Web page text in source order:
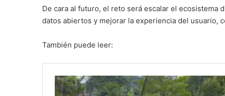
De cara al futuro, el reto será escalar el
datos abiertos y mejorar la experiencia del usuario,
También puede leer: